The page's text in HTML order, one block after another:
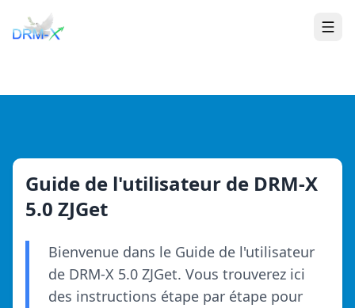
Maison
Guide de l'utilisateur de DRM-X
5.0 ZJGet
Bienvenue dans le Guide de l'utilisateur
de DRM-X 5.0 ZJGet. Vous trouverez ici
des instructions étape par étape pour